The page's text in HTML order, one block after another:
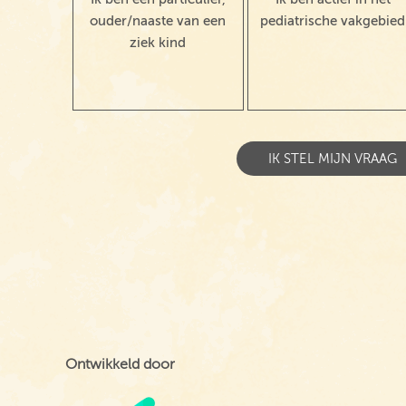
ouder/naaste van een
ziek kind
pediatrische vakgebied
Ontwikkeld door